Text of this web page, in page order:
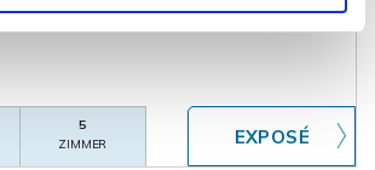
mit großem Garten in Fümmelse
5
ZIMMER